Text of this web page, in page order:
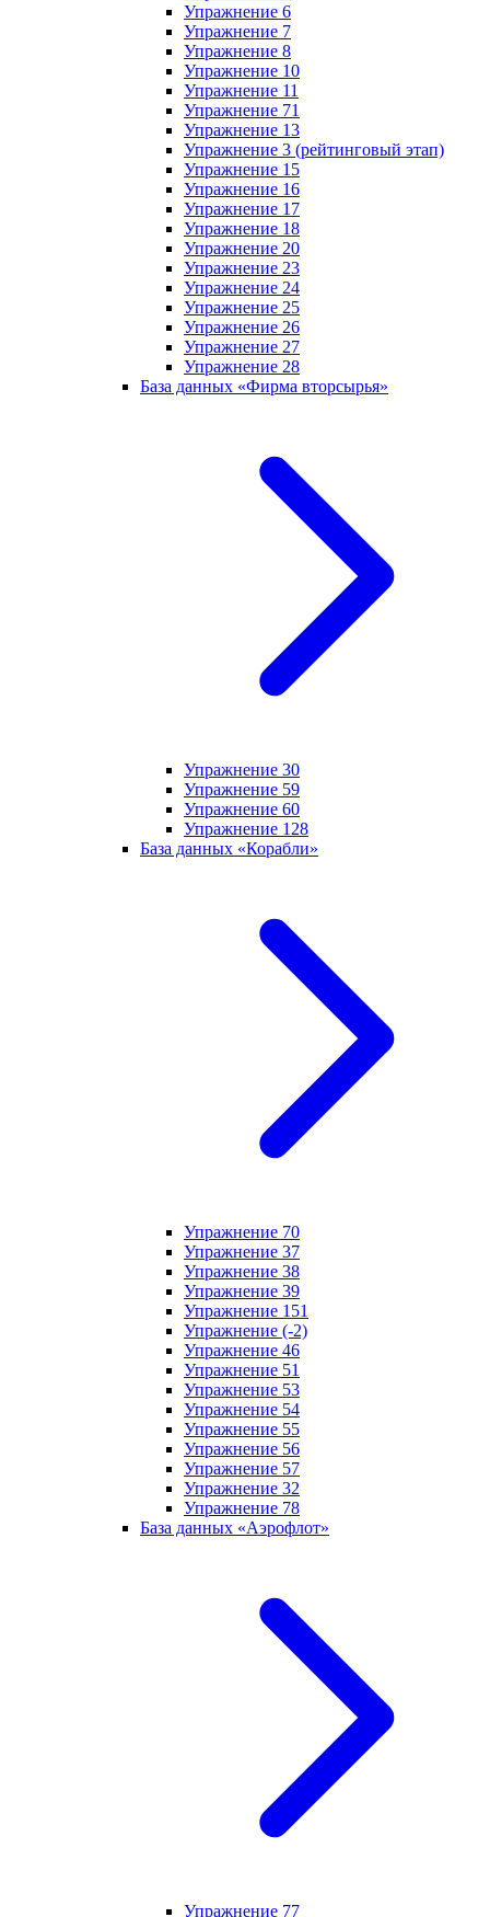
Упражнение 6
Упражнение 7
Упражнение 8
Упражнение 10
Упражнение 11
Упражнение 71
Упражнение 13
Упражнение 3 (рейтинговый этап)
Упражнение 15
Упражнение 16
Упражнение 17
Упражнение 18
Упражнение 20
Упражнение 23
Упражнение 24
Упражнение 25
Упражнение 26
Упражнение 27
Упражнение 28
База данных «Фирма вторсырья»
Упражнение 30
Упражнение 59
Упражнение 60
Упражнение 128
База данных «Корабли»
Упражнение 70
Упражнение 37
Упражнение 38
Упражнение 39
Упражнение 151
Упражнение (-2)
Упражнение 46
Упражнение 51
Упражнение 53
Упражнение 54
Упражнение 55
Упражнение 56
Упражнение 57
Упражнение 32
Упражнение 78
База данных «Аэрофлот»
Упражнение 77